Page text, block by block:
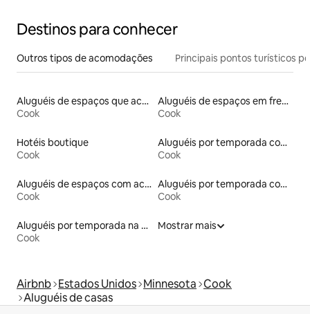
Destinos para conhecer
Outros tipos de acomodações Principais pontos turísticos
Aluguéis de espaços que aceitam animais de estimação
Cook
Aluguéis de espaços em frente à praia
Cook
Hotéis boutique
Cook
Aluguéis por temporada com sauna
Cook
Aluguéis de espaços com acesso direto a pistas de esqui
Cook
Aluguéis por temporada com acesso ao lago
Cook
Aluguéis por temporada na orla
Cook
Mostrar mais
Airbnb Estados Unidos Minnesota Cook
Aluguéis de casas